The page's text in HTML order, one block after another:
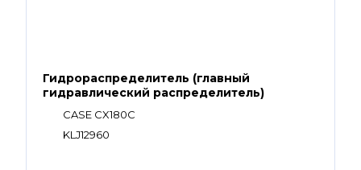
Гидрораспределитель (главный
гидравлический распределитель)
CASE CX180C
KLJ12960